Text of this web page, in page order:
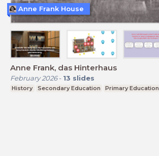
Anne Frank, das Hinterhaus
February 2026- 13 slides
History Secondary Education Primary Education
Anne Frank House